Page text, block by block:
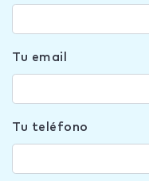
Tu email
Tu teléfono